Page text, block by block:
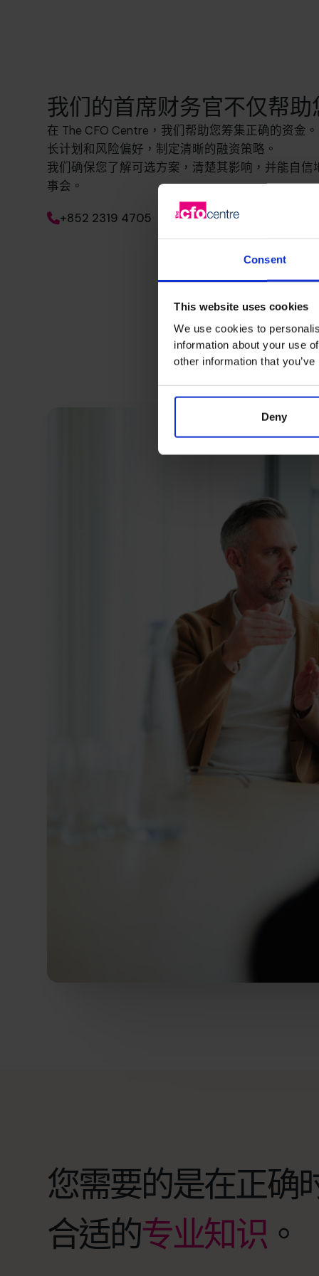
Consent
This website uses cookies
We use cookies to
information about your use
other information that
Deny
我们的首席财务官不仅帮助
在 The CFO Centre，我们帮助您筹集正确的资金
长计划和风险偏好，制定清晰的融资策略。
我们确保您了解可选方案，清楚其影响，并能自
事会。
+852 2319 4705
您需要的是在正确
合适的专业知识。